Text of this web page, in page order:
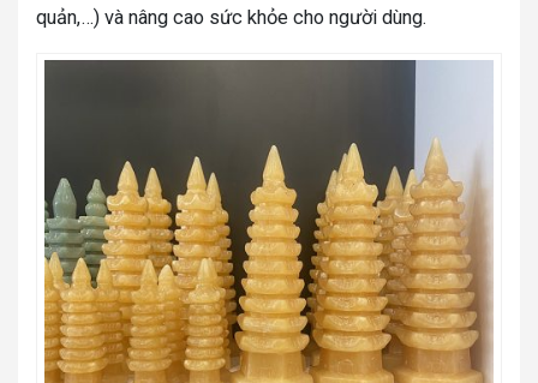
quản,…) và nâng cao sức khỏe cho người dùng.